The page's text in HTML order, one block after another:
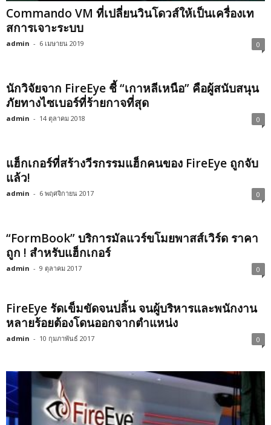
Commando VM ที่เปลี่ยนวินโดวส์ให้เป็นเครื่องเท
สการเจาะระบบ
admin - 6 เมษายน 2019 0
นักวิจัยจาก FireEye ชี้ “เกาหลีเหนือ” คือผู้สนับสนุน
ภัยทางไซเบอร์ที่ร้ายกาจที่สุด
admin - 14 ตุลาคม 2018 0
แฮ็กเกอร์ที่สร้างวีรกรรมแฮ็กคนของ FireEye ถูกจับ
แล้ว!
admin - 6 พฤศจิกายน 2017 0
“FormBook” บริการมัลแวร์ขโมยพาสส์เวิร์ด ราคา
ถูก ! สำหรับแฮ็กเกอร์
admin - 9 ตุลาคม 2017 0
FireEye รัดเข็มขัดจนปลิ้น จนผู้บริหารและพนักงาน
หลายร้อยต้องโดนออกจากตำแหน่ง
admin - 10 กุมภาพันธ์ 2017 0